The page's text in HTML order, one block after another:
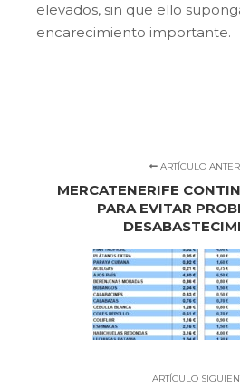
elevados, sin que ello
encarecimiento importante.
ARTÍCULO
MERCATENERIFE
PARA EVITAR
ARTÍCULO